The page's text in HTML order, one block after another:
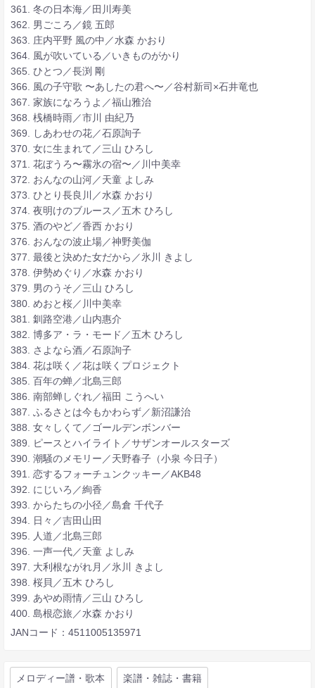
361. 冬の日本海／田川寿美
362. 男ごころ／鏡 五郎
363. 庄内平野 風の中／水森 かおり
364. 風が吹いている／いきものがかり
365. ひとつ／長渕 剛
366. 風の子守歌 〜あしたの君へ〜／谷村新司×石井竜也
367. 家族になろうよ／福山雅治
368. 桟橋時雨／市川 由紀乃
369. しあわせの花／石原詢子
370. 女に生まれて／三山 ひろし
371. 花ぼうろ〜霧氷の宿〜／川中美幸
372. おんなの山河／天童 よしみ
373. ひとり長良川／水森 かおり
374. 夜明けのブルース／五木 ひろし
375. 酒のやど／香西 かおり
376. おんなの波止場／神野美伽
377. 最後と決めた女だから／氷川 きよし
378. 伊勢めぐり／水森 かおり
379. 男のうそ／三山 ひろし
380. めおと桜／川中美幸
381. 釧路空港／山内惠介
382. 博多ア・ラ・モード／五木 ひろし
383. さよなら酒／石原詢子
384. 花は咲く／花は咲くプロジェクト
385. 百年の蝉／北島三郎
386. 南部蝉しぐれ／福田 こうへい
387. ふるさとは今もかわらず／新沼謙治
388. 女々しくて／ゴールデンボンバー
389. ピースとハイライト／サザンオールスターズ
390. 潮騒のメモリー／天野春子（小泉 今日子）
391. 恋するフォーチュンクッキー／AKB48
392. にじいろ／絢香
393. からたちの小径／島倉 千代子
394. 日々／吉田山田
395. 人道／北島三郎
396. 一声一代／天童 よしみ
397. 大利根ながれ月／氷川 きよし
398. 桜貝／五木 ひろし
399. あやめ雨情／三山 ひろし
400. 島根恋旅／水森 かおり
JANコード：4511005135971
メロディー譜・歌本 楽譜・雑誌・書籍